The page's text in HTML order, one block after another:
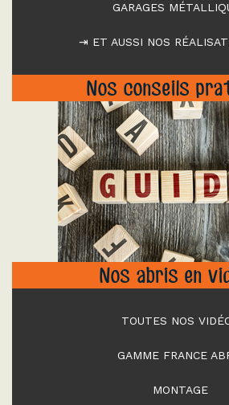
GARAGES
⇥ ET AUSSI NOS
Nos conseils
Nos abris en
TOUTES NOS
GAMME FRANCE
MONTAGE